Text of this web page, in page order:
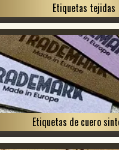
Etiquetas tejidas
Etiquetas de cuero